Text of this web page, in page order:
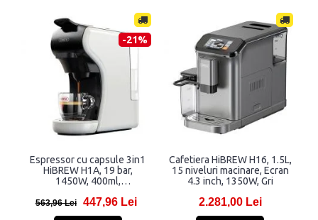
-21%
Espressor cu capsule 3in1
HiBREW H1A, 19 bar,
1450W, 400ml,
capsule Nespresso, Dolce
Gusto si cafea macinata, Alb
563,96 Lei 447,96 Lei
Cafetiera HiBREW H16, 1.5L,
15 niveluri macinare, Ecran
4.3 inch, 1350W, Gri
2.281,00 Lei